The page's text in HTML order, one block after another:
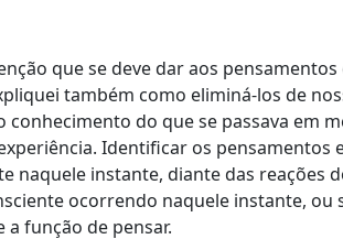
que se deve dar aos pensamentos
também como eliminá-los de
conhecimento do que se passava em
Identificar os pensamentos
naquele instante, diante das reações
ocorrendo naquele instante, ou
função de pensar.